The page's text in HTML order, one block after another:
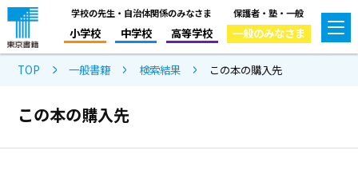
学校の先生・自治体関係のみなさま
小学校 中学校 高等学校
保護者・塾・一般
一般のみなさま
TOP 一般書籍 検索結果 この本の購入先
この本の購入先